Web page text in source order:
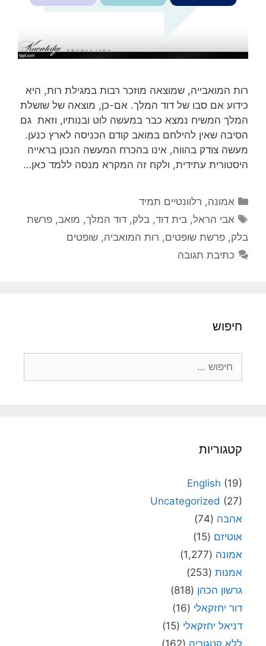
רות המואבייה, שמוצאה מוזכר רבות במגילת רות, היא
כידוע אם סבו של דוד המלך. אם-כן, מוצאה של שושלת
המלך המשיח נמצא כבר במעשה לוט ובנותיו, וזאת גם
הסיבה שאין להילחם במואב קודם הכניסה לארץ כנען.
מעשה צודק בהווה, אינו בהכרח המעשה הנכון בראייה
היסטורית עתידית, ולקח זה המקרא מנסה ללמד כאן…
קטגוריות
אמונה, רלוונטיים תמיד
תגיות
אבי הראל,בית דוד,בלק,דוד המלך, מואב,פרשת
בלק, פרשת שופטים, רות המואביה, שופטים
כתיבת תגובה
חיפוש
קטגוריות
English (19)
Uncategorized (27)
אהבה (74)
אוטיזם (15)
אמונה (1,277)
אמנות (253)
גרשון הכהן (818)
דור יחזקאלי (16)
דניאל יחזקאלי (15)